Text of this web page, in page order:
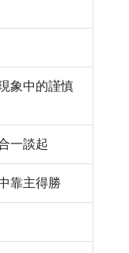
象中的謹慎
一談起
靠主得勝